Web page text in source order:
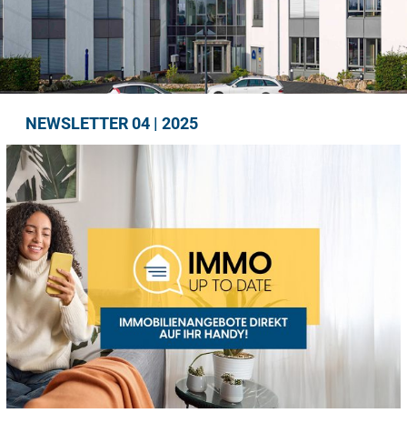
NEWSLETTER 04 | 2025